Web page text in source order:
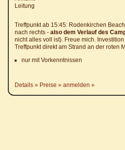
Leitung
Treffpunkt ab 15:45: Rodenkirchen
nach rechts - also dem Verlauf des
nicht alles voll ist). Freue mich.
Treffpunkt direkt am Strand an der roten
nur mit Vorkenntnissen
Details Preise anmelden